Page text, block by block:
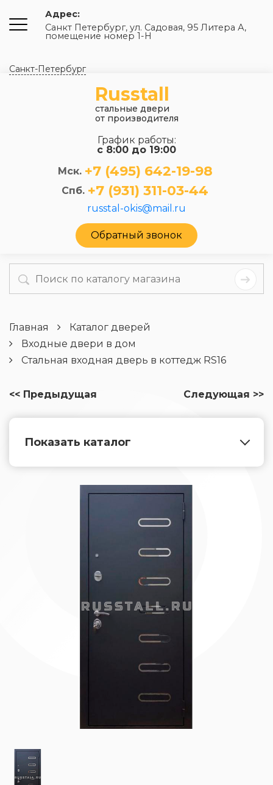
Адрес:
Санкт Петербург, ул. Садовая, 95 Литера А,
помещение номер 1-Н
Санкт-Петербург
Russtall
стальные двери
от производителя
График работы:
с 8:00 до 19:00
Мск. +7 (495) 642-19-98
Спб. +7 (931) 311-03-44
russtal-okis@mail.ru
Обратный звонок
Главная
Каталог дверей
Входные двери в дом
Стальная входная дверь в коттедж RS16
<< Предыдущая Следующая >>
Показать каталог